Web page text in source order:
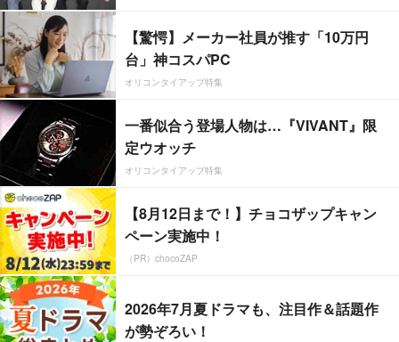
【驚愕】メーカー社員が推す「10万円
台」神コスパPC
オリコンタイアップ特集
一番似合う登場人物は…『VIVANT』限
定ウオッチ
オリコンタイアップ特集
【8月12日まで！】チョコザップキャン
ペーン実施中！
（PR）chocoZAP
2026年7月夏ドラマも、注目作＆話題作
が勢ぞろい！